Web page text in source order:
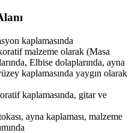
kaplamasında
malzeme olarak (Masa
Elbise dolaplarında, ayna
kaplamasında yaygın olarak
kaplamasında, gitar ve
ayna kaplaması, malzeme